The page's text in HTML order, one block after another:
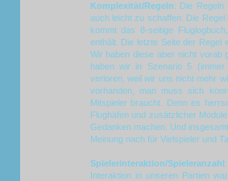
Komplexität/Regeln: Die Regeln
auch leicht zu schaffen. Die
kommt das 8-seitige
enthält. Die letzte Seite der Regel
Wir haben diese aber nicht vorab
haben wir in Szenario 5 (immer
verloren, weil wir uns nicht mehr
vorhanden, man muss sich
Mitspieler braucht. Denn es
Flughäfen und zusätzlicher
Gedanken machen. Und
Meinung nach für Vielspieler und
Spielerinteraktion/Spieleranzahl
Interaktion in unseren Partien